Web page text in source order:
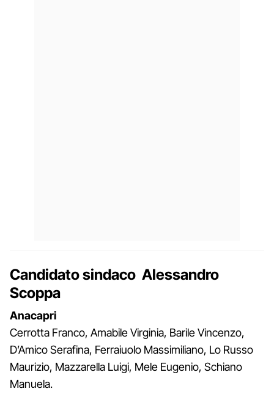
Candidato sindaco Alessandro
Scoppa
Anacapri
Cerrotta Franco, Amabile Virginia, Barile Vincenzo,
D’Amico Serafina, Ferraiuolo Massimiliano, Lo Russo
Maurizio, Mazzarella Luigi, Mele Eugenio, Schiano
Manuela.